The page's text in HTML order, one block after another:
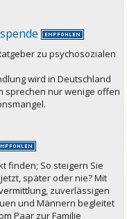
zu psychosozialen
wird in Deutschland
sprechen nur wenige offen
finden; So steigern Sie
später oder nie? Mit
zuverlässigen
und Männern begleitet
Paar zur Familie